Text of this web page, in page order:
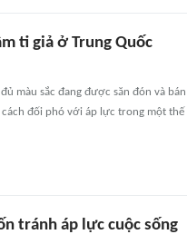
ti giả ở Trung Quốc
màu sắc đang được săn đón và
đối phó với áp lực trong một
tránh áp lực cuộc sống